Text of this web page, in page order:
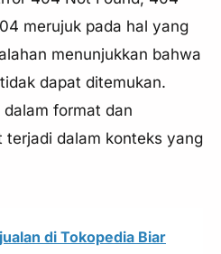
merujuk pada hal yang
menunjukkan bahwa
dapat ditemukan.
format dan
terjadi dalam konteks yang
di Tokopedia Biar